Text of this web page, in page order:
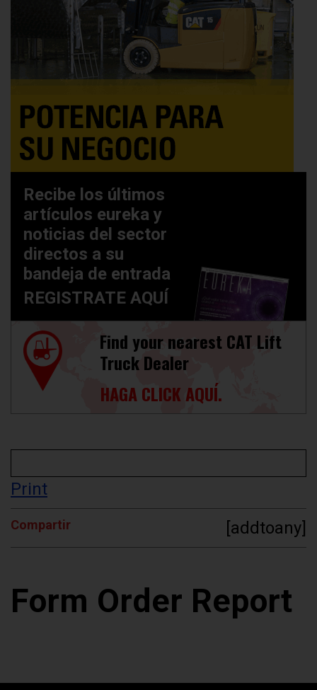
Recibe los últimos
artículos eureka y
noticias del sector
directos a su
bandeja de entrada
REGISTRATE AQUÍ
Find your nearest CAT Lift
Truck Dealer
HAGA CLICK AQUÍ.
Print
Compartir [addtoany]
Form Order Report